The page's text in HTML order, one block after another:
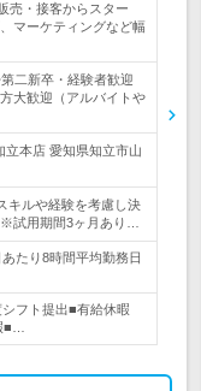
売・接客からスター
マーケティングなど幅
二新卒・経験者歓迎
大歓迎（アルバイトや
立本店 愛知県知立市山
キルや経験を考慮し決
試用期間3ヶ月あり…
たり8時間平均勤務日
フト提出■有給休暇
■…